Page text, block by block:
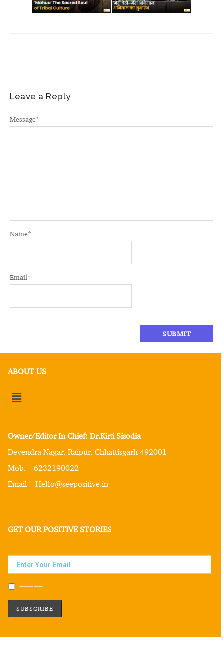
Leave a Reply
Message*
Name*
Email*
ABOUT US
Owner/Editor In Chief: Dr.Kirti Sisodia
Devendra Nagar, Raipur, Chhattisgarh 492001
Mob. – 6232190022
Email – Hello@seepositive.in
GET OUR POSITIVE STORIES
Subscribe to our newsletter